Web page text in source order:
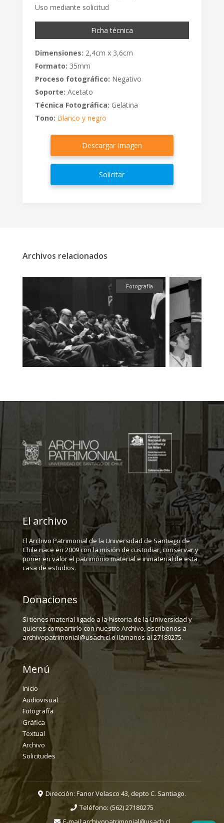
Uso mediante solicitud
Ficha técnica
Dimensiones: 2,4cm x 3,6cm
Formato: 35mm
Proceso fotográfico: Negativo
Soporte: Acetato
Técnica Fotográfica: Gelatina
Tono: Blanco y negro
Descargar Imagen
Solicitar
Archivos relacionados
Fotografía
El archivo
El Archivo Patrimonial de la Universidad de Santiago de
Chile nace en 2009 con la misión de custodiar, conservar y
poner en valor el patrimonio material e inmaterial de esta
casa de estudios.
Donaciones
Si tienes material ligado a la historia de la Universidad y
quieres compartirlo con nuestro Archivo, escríbenos a
archivopatrimonial@usach.cl o llámanos al 27180275.
Menú
Inicio
Audiovisual
Fotografía
Gráfica
Textual
Archivo
Solicitudes
Dirección: Fanor Velasco 43, depto C. Santiago.
Teléfono: (562) 27180275